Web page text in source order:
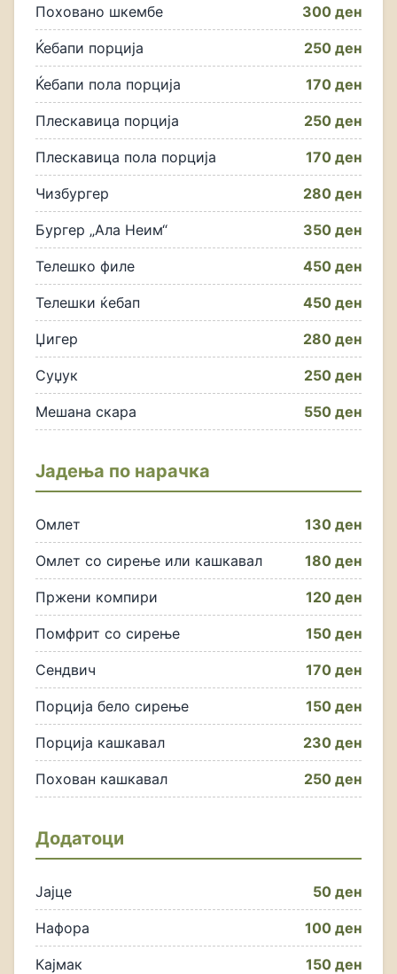
Поховано шкембе 300 ден
Ќебапи порција 250 ден
Ќебапи пола порција 170 ден
Плескавица порција 250 ден
Плескавица пола порција 170 ден
Чизбургер 280 ден
Бургер „Ала Неим“ 350 ден
Телешко филе 450 ден
Телешки ќебап 450 ден
Џигер 280 ден
Суџук 250 ден
Мешана скара 550 ден
Јадења по нарачка
Омлет 130 ден
Омлет со сирење или кашкавал 180 ден
Пржени компири 120 ден
Помфрит со сирење 150 ден
Сендвич 170 ден
Порција бело сирење 150 ден
Порција кашкавал 230 ден
Похован кашкавал 250 ден
Додатоци
Јајце 50 ден
Нафора 100 ден
Кајмак 150 ден